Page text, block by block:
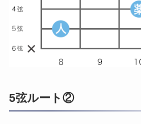
5弦ルート②